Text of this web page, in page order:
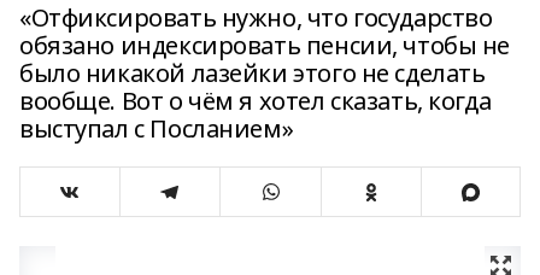
«Отфиксировать нужно, что государство
обязано индексировать пенсии, чтобы не
было никакой лазейки этого не сделать
вообще. Вот о чём я хотел сказать, когда
выступал с Посланием»